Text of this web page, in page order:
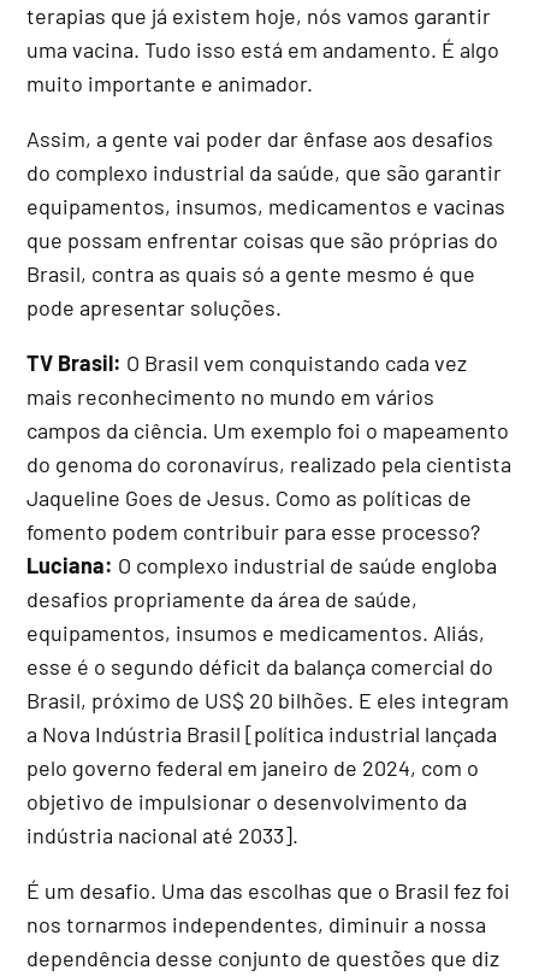
terapias que já existem hoje, nós vamos garantir
uma vacina. Tudo isso está em andamento. É algo
muito importante e animador.
Assim, a gente vai poder dar ênfase aos desafios
do complexo industrial da saúde, que são garantir
equipamentos, insumos, medicamentos e vacinas
que possam enfrentar coisas que são próprias do
Brasil, contra as quais só a gente mesmo é que
pode apresentar soluções.
TV Brasil: O Brasil vem conquistando cada vez
mais reconhecimento no mundo em vários
campos da ciência. Um exemplo foi o mapeamento
do genoma do coronavírus, realizado pela cientista
Jaqueline Goes de Jesus. Como as políticas de
fomento podem contribuir para esse processo?
Luciana: O complexo industrial de saúde engloba
desafios propriamente da área de saúde,
equipamentos, insumos e medicamentos. Aliás,
esse é o segundo déficit da balança comercial do
Brasil, próximo de US$ 20 bilhões. E eles integram
a Nova Indústria Brasil [política industrial lançada
pelo governo federal em janeiro de 2024, com o
objetivo de impulsionar o desenvolvimento da
indústria nacional até 2033].
É um desafio. Uma das escolhas que o Brasil fez foi
nos tornarmos independentes, diminuir a nossa
dependência desse conjunto de questões que diz